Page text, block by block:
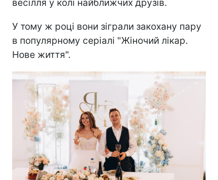
весілля у колі найближчих друзів.
У тому ж році вони зіграли закохану пару
в популярному серіалі "Жіночий лікар.
Нове життя".